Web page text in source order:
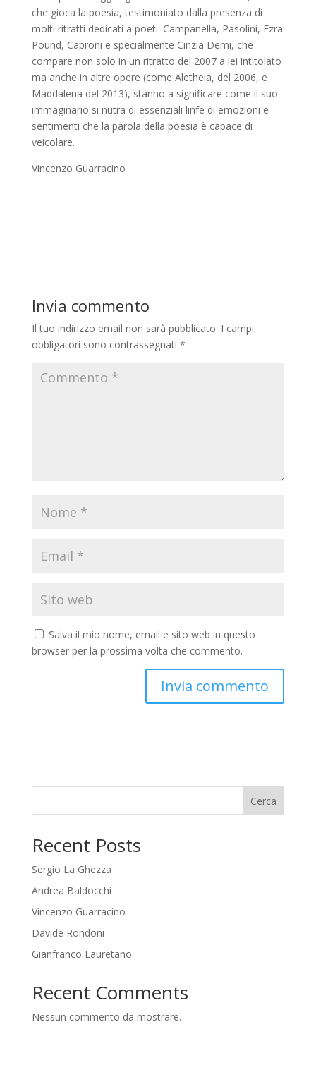
che gioca la poesia, testimoniato dalla presenza di
molti ritratti dedicati a poeti. Campanella, Pasolini, Ezra
Pound, Caproni e specialmente Cinzia Demi, che
compare non solo in un ritratto del 2007 a lei intitolato
ma anche in altre opere (come Aletheia, del 2006, e
Maddalena del 2013), stanno a significare come il suo
immaginario si nutra di essenziali linfe di emozioni e
sentimenti che la parola della poesia è capace di
veicolare.
Vincenzo Guarracino
Invia commento
Il tuo indirizzo email non sarà pubblicato. I campi
obbligatori sono contrassegnati *
Salva il mio nome, email e sito web in questo
browser per la prossima volta che commento.
Cerca
Recent Posts
Sergio La Ghezza
Andrea Baldocchi
Vincenzo Guarracino
Davide Rondoni
Gianfranco Lauretano
Recent Comments
Nessun commento da mostrare.